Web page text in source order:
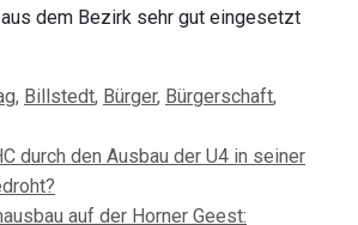
dem Bezirk sehr gut eingesetzt
, Billstedt, Bürger, Bürgerschaft,
durch den Ausbau der U4 in seiner
auf der Horner Geest: